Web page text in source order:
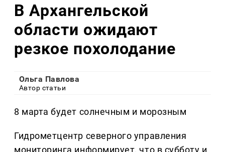
В Архангельской
области ожидают
резкое похолодание
Ольга Павлова
Автор статьи
8 марта будет солнечным и морозным
Гидрометцентр северного управления
мониторинга информирует, что в субботу и